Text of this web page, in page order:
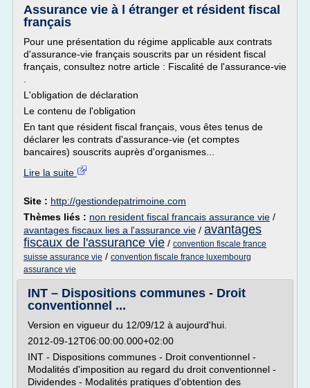
Assurance vie à l étranger et résident fiscal
français
Pour une présentation du régime applicable aux contrats
d'assurance-vie français souscrits par un résident fiscal
français, consultez notre article : Fiscalité de l'assurance-vie
L'obligation de déclaration
Le contenu de l'obligation
En tant que résident fiscal français, vous êtes tenus de
déclarer les contrats d'assurance-vie (et comptes
bancaires) souscrits auprès d'organismes...
Lire la suite
Site : http://gestiondepatrimoine.com
Thèmes liés : non resident fiscal francais assurance vie /
avantages fiscaux lies a l'assurance vie / avantages
fiscaux de l'assurance vie / convention fiscale france
suisse assurance vie / convention fiscale france luxembourg
assurance vie
INT – Dispositions communes - Droit
conventionnel ...
Version en vigueur du 12/09/12 à aujourd'hui.
2012-09-12T06:00:00.000+02:00
INT - Dispositions communes - Droit conventionnel -
Modalités d'imposition au regard du droit conventionnel -
Dividendes - Modalités pratiques d'obtention des